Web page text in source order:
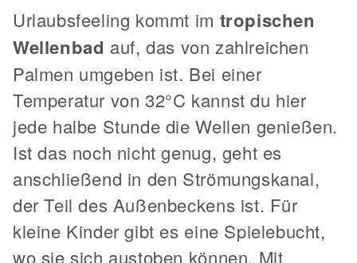
Urlaubsfeeling kommt im tropischen
Wellenbad auf, das von zahlreichen
Palmen umgeben ist. Bei einer
Temperatur von 32°C kannst du hier
jede halbe Stunde die Wellen genießen.
Ist das noch nicht genug, geht es
anschließend in den Strömungskanal,
der Teil des Außenbeckens ist. Für
kleine Kinder gibt es eine Spielebucht,
wo sie sich austoben können. Mit